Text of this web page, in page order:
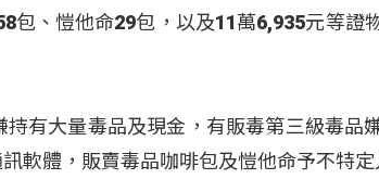
包、愷他命29包，以及11萬6,935元等證
有大量毒品及現金，有販毒第三級毒品
軟體，販賣毒品咖啡包及愷他命予不特定